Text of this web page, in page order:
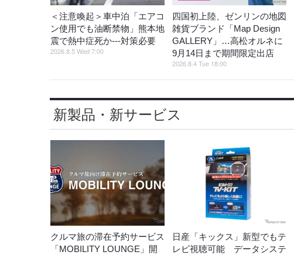
＜注意喚起＞車中泊「エアコ
ン使用でも油断禁物」熊本地
震で熱中症死か---対策必要
2026.8.5 Wed 7:00
四国初上陸、ゼンリンの地図
雑貨ブランド「Map Design
GALLERY」…高松オルネに
9月14日まで期間限定出店
2026.8.4 Tue 18:00
新製品・新サービス
クルマ旅の滞在予約サービス
「MOBILITY LOUNGE」開
日産「キックス」新型でもテ
レビ視聴可能 データシステ